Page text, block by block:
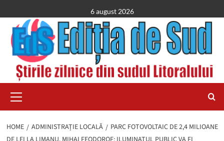
to
content
6 august 2026
Menu
HOME ADMINISTRAȚIE LOCALĂ
PARC FOTOVOLTAIC DE 2,4 MILIOANE